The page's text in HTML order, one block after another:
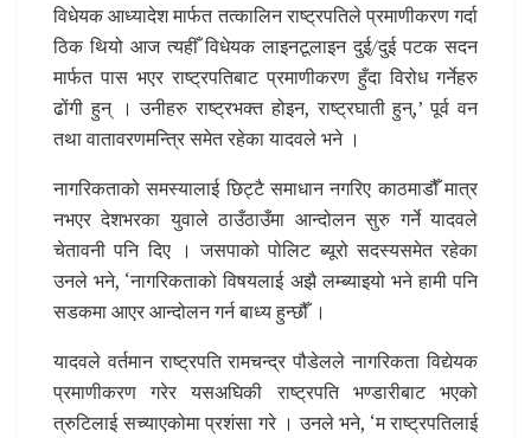
विधेयक आध्यादेश मार्फत तत्कालिन राष्ट्रपतिले प्रमाणीकरण गर्दा
ठिक थियो आज त्यहीँ विधेयक लाइनटूलाइन दुई/दुई पटक सदन
मार्फत पास भएर राष्ट्रपतिबाट प्रमाणीकरण हुँदा विरोध गर्नेहरु
ढोंगी हुन् । उनीहरु राष्ट्रभक्त होइन, राष्ट्रघाती हुन्,’ पूर्व वन
तथा वातावरणमन्त्रि समेत रहेका यादवले भने ।
नागरिकताको समस्यालाई छिट्टै समाधान नगरिए काठमाडौँ मात्र
नभएर देशभरका युवाले ठाउँठाउँमा आन्दोलन सुरु गर्ने यादवले
चेतावनी पनि दिए । जसपाको पोलिट ब्यूरो सदस्यसमेत रहेका
उनले भने, ‘नागरिकताको विषयलाई अझै लम्ब्याइयो भने हामी पनि
सडकमा आएर आन्दोलन गर्न बाध्य हुन्छौँ ।
यादवले वर्तमान राष्ट्रपति रामचन्द्र पौडेलले नागरिकता विद्येयक
प्रमाणीकरण गरेर यसअघिकी राष्ट्रपति भण्डारीबाट भएको
त्रुटिलाई सच्याएकोमा प्रशंसा गरे । उनले भने, ‘म राष्ट्रपतिलाई